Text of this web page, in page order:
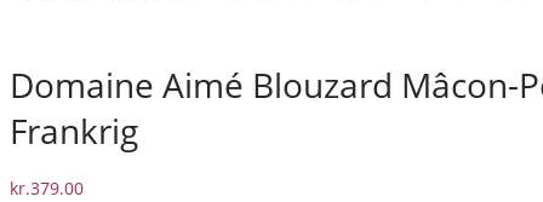
Domaine Aimé Blouzard Mâcon-
Frankrig
kr.379.00